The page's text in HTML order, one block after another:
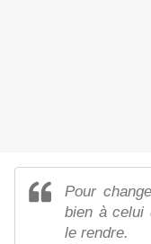
Pour
bien à celui
le rendre.